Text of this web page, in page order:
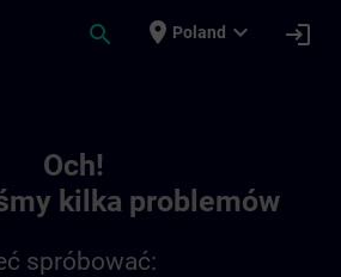
search place Poland expand_more login
Och!
kilka problemów
spróbować: